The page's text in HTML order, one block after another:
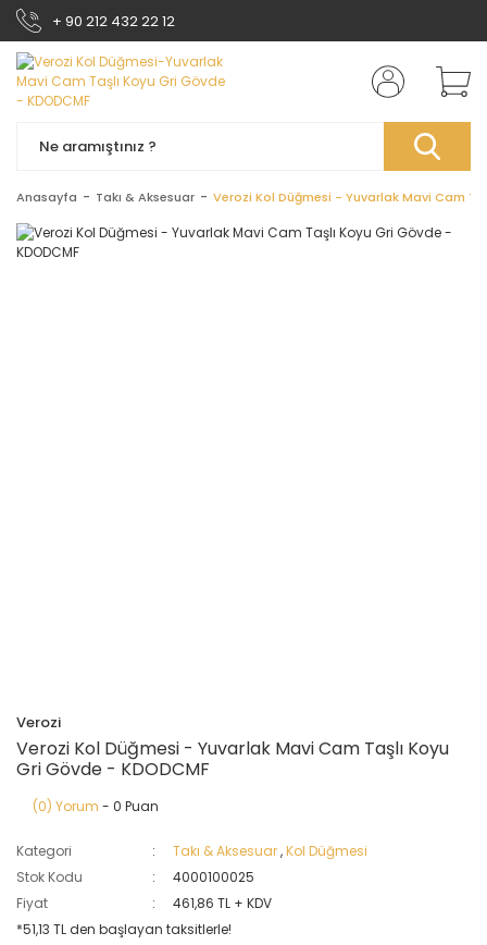
+ 90 212 432 22 12
Anasayfa Takı & Aksesuar Verozi Kol Düğmesi - Yuvarlak Mavi Cam
Verozi
Verozi Kol Düğmesi - Yuvarlak Mavi Cam Taşlı Koyu
Gri Gövde - KDODCMF
(0) Yorum - 0 Puan
Kategori Takı & Aksesuar,Kol Düğmesi
Stok Kodu
4000100025
Fiyat
461,86 TL + KDV
*51,13 TL den başlayan taksitlerle!